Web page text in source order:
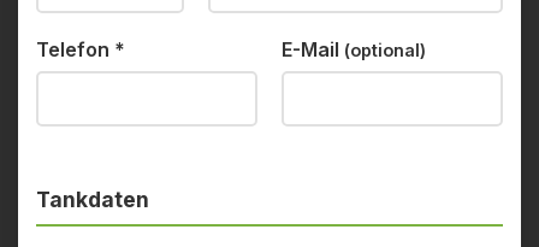
Telefon * E-Mail (optional)
Tankdaten